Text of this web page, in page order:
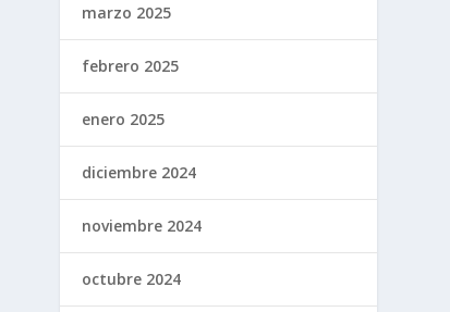
marzo 2025
febrero 2025
enero 2025
diciembre 2024
noviembre 2024
octubre 2024